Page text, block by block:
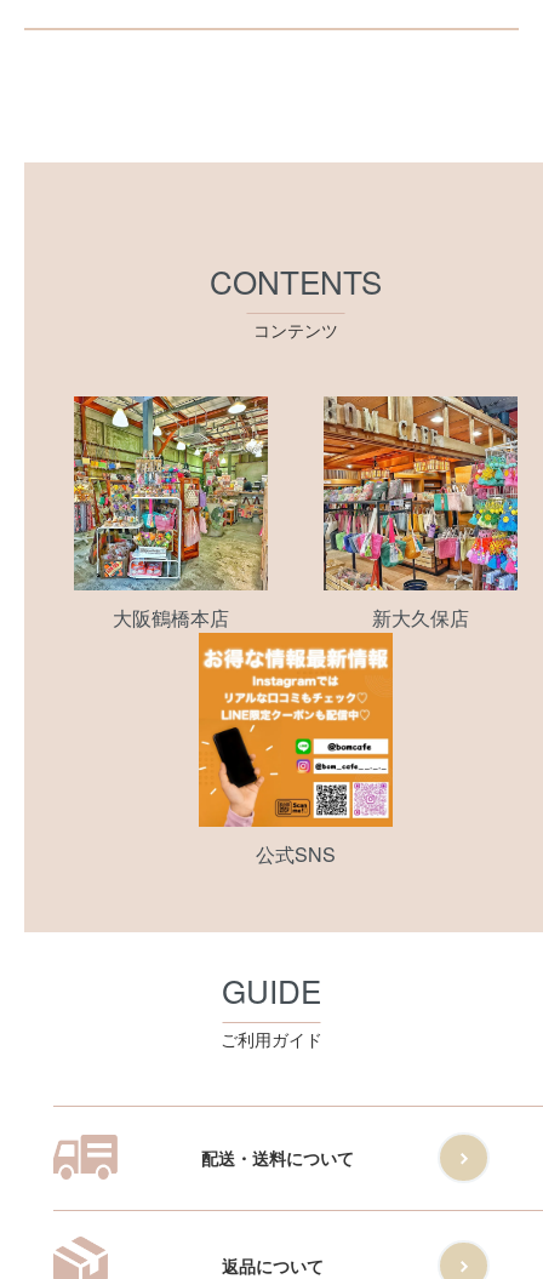
CONTENTS
コンテンツ
大阪鶴橋本店 新大久保店
公式SNS
GUIDE
ご利用ガイド
配送・送料について
返品について